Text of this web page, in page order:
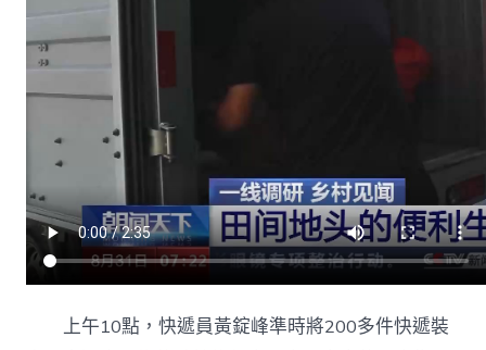
上午10點，快遞員黃錠峰準時將200多件快遞裝